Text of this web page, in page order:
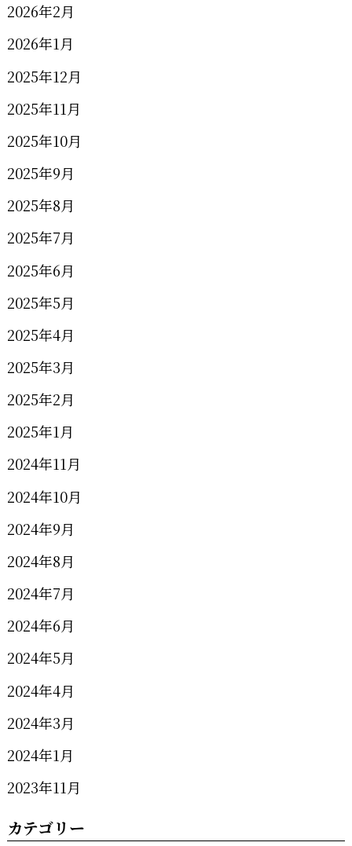
2026年2月
2026年1月
2025年12月
2025年11月
2025年10月
2025年9月
2025年8月
2025年7月
2025年6月
2025年5月
2025年4月
2025年3月
2025年2月
2025年1月
2024年11月
2024年10月
2024年9月
2024年8月
2024年7月
2024年6月
2024年5月
2024年4月
2024年3月
2024年1月
2023年11月
カテゴリー